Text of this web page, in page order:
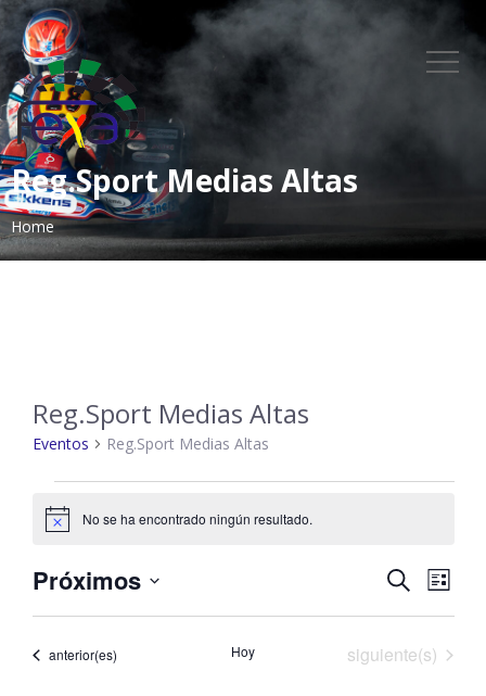
Reg.Sport Medias Altas
Home
Reg.Sport Medias Altas
Eventos Reg.Sport Medias Altas
Eventos
Aviso No se ha encontrado ningún resultado.
de
Buscar
de
Lista
Próximos
fecha.
Eventos
anterior(es) Hoy Eventos
siguiente(s)